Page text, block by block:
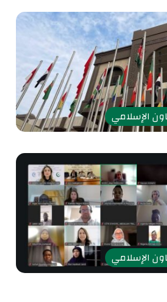
الإسلامي
الإسلامي